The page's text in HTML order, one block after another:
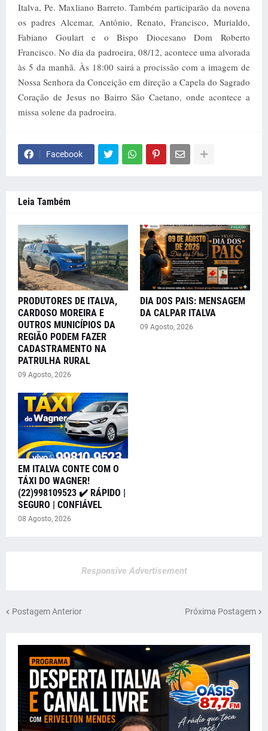
Italva, Pe. Maxliano Barreto. Também participarão da novena
os padres Alcemar, Antônio, Renato, Francisco, Murialdo,
Fabiano Goulart e o Bispo Diocesano Dom Roberto
Francisco. No dia da padroeira, 08/12, acontece uma alvorada
às 5 da manhã. Às 18:00 sairá a procissão com a imagem de
Nossa Senhora da Conceição em direção a Capela do Sagrado
Coração de Jesus no Bairro São Caetano, onde acontece a
missa solene da padroeira.
Facebook
Leia Também
PRODUTORES DE ITALVA,
CARDOSO MOREIRA E
OUTROS MUNICÍPIOS DA
REGIÃO PODEM FAZER
CADASTRAMENTO NA
PATRULHA RURAL
09 Agosto, 2026
DIA DOS PAIS: MENSAGEM
DA CALPAR ITALVA
09 Agosto, 2026
EM ITALVA CONTE COM O
TÁXI DO WAGNER!
(22)998109523 ✔️ RÁPIDO |
SEGURO | CONFIÁVEL
08 Agosto, 2026
Responsive Advertisement
Postagem Anterior Próxima Postagem